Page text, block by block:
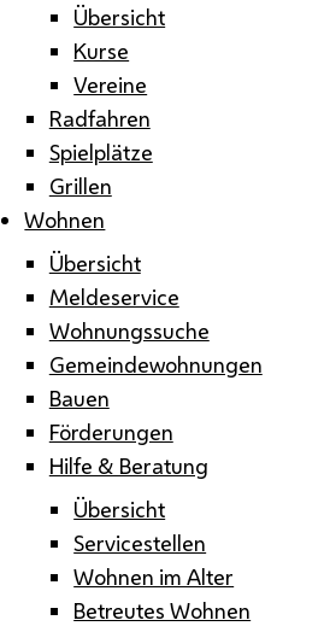
Übersicht
Kurse
Vereine
Radfahren
Spielplätze
Grillen
Wohnen
Übersicht
Meldeservice
Wohnungssuche
Gemeindewohnungen
Bauen
Förderungen
Hilfe & Beratung
Übersicht
Servicestellen
Wohnen im Alter
Betreutes Wohnen